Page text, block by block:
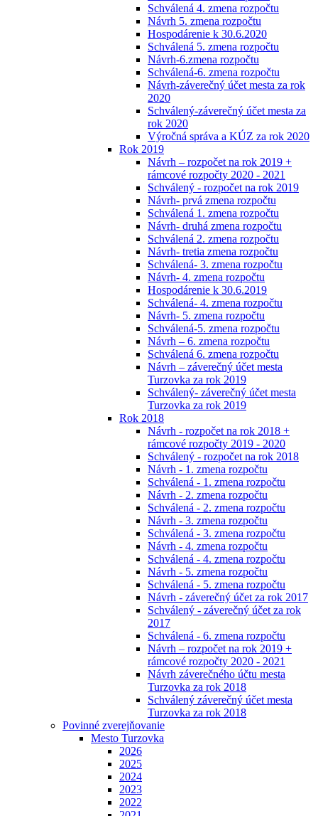
Schválená 4. zmena rozpočtu
Návrh 5. zmena rozpočtu
Hospodárenie k 30.6.2020
Schválená 5. zmena rozpočtu
Návrh-6.zmena rozpočtu
Schválená-6. zmena rozpočtu
Návrh-záverečný účet mesta za rok
2020
Schválený-záverečný účet mesta za
rok 2020
Výročná správa a KÚZ za rok 2020
Rok 2019
Návrh – rozpočet na rok 2019 +
rámcové rozpočty 2020 - 2021
Schválený - rozpočet na rok 2019
Návrh- prvá zmena rozpočtu
Schválená 1. zmena rozpočtu
Návrh- druhá zmena rozpočtu
Schválená 2. zmena rozpočtu
Návrh- tretia zmena rozpočtu
Schválená- 3. zmena rozpočtu
Návrh- 4. zmena rozpočtu
Hospodárenie k 30.6.2019
Schválená- 4. zmena rozpočtu
Návrh- 5. zmena rozpočtu
Schválená-5. zmena rozpočtu
Návrh – 6. zmena rozpočtu
Schválená 6. zmena rozpočtu
Návrh – záverečný účet mesta
Turzovka za rok 2019
Schválený- záverečný účet mesta
Turzovka za rok 2019
Rok 2018
Návrh - rozpočet na rok 2018 +
rámcové rozpočty 2019 - 2020
Schválený - rozpočet na rok 2018
Návrh - 1. zmena rozpočtu
Schválená - 1. zmena rozpočtu
Návrh - 2. zmena rozpočtu
Schválená - 2. zmena rozpočtu
Návrh - 3. zmena rozpočtu
Schválená - 3. zmena rozpočtu
Návrh - 4. zmena rozpočtu
Schválená - 4. zmena rozpočtu
Návrh - 5. zmena rozpočtu
Schválená - 5. zmena rozpočtu
Návrh - záverečný účet za rok 2017
Schválený - záverečný účet za rok
2017
Schválená - 6. zmena rozpočtu
Návrh – rozpočet na rok 2019 +
rámcové rozpočty 2020 - 2021
Návrh záverečného účtu mesta
Turzovka za rok 2018
Schválený záverečný účet mesta
Turzovka za rok 2018
Povinné zverejňovanie
Mesto Turzovka
2026
2025
2024
2023
2022